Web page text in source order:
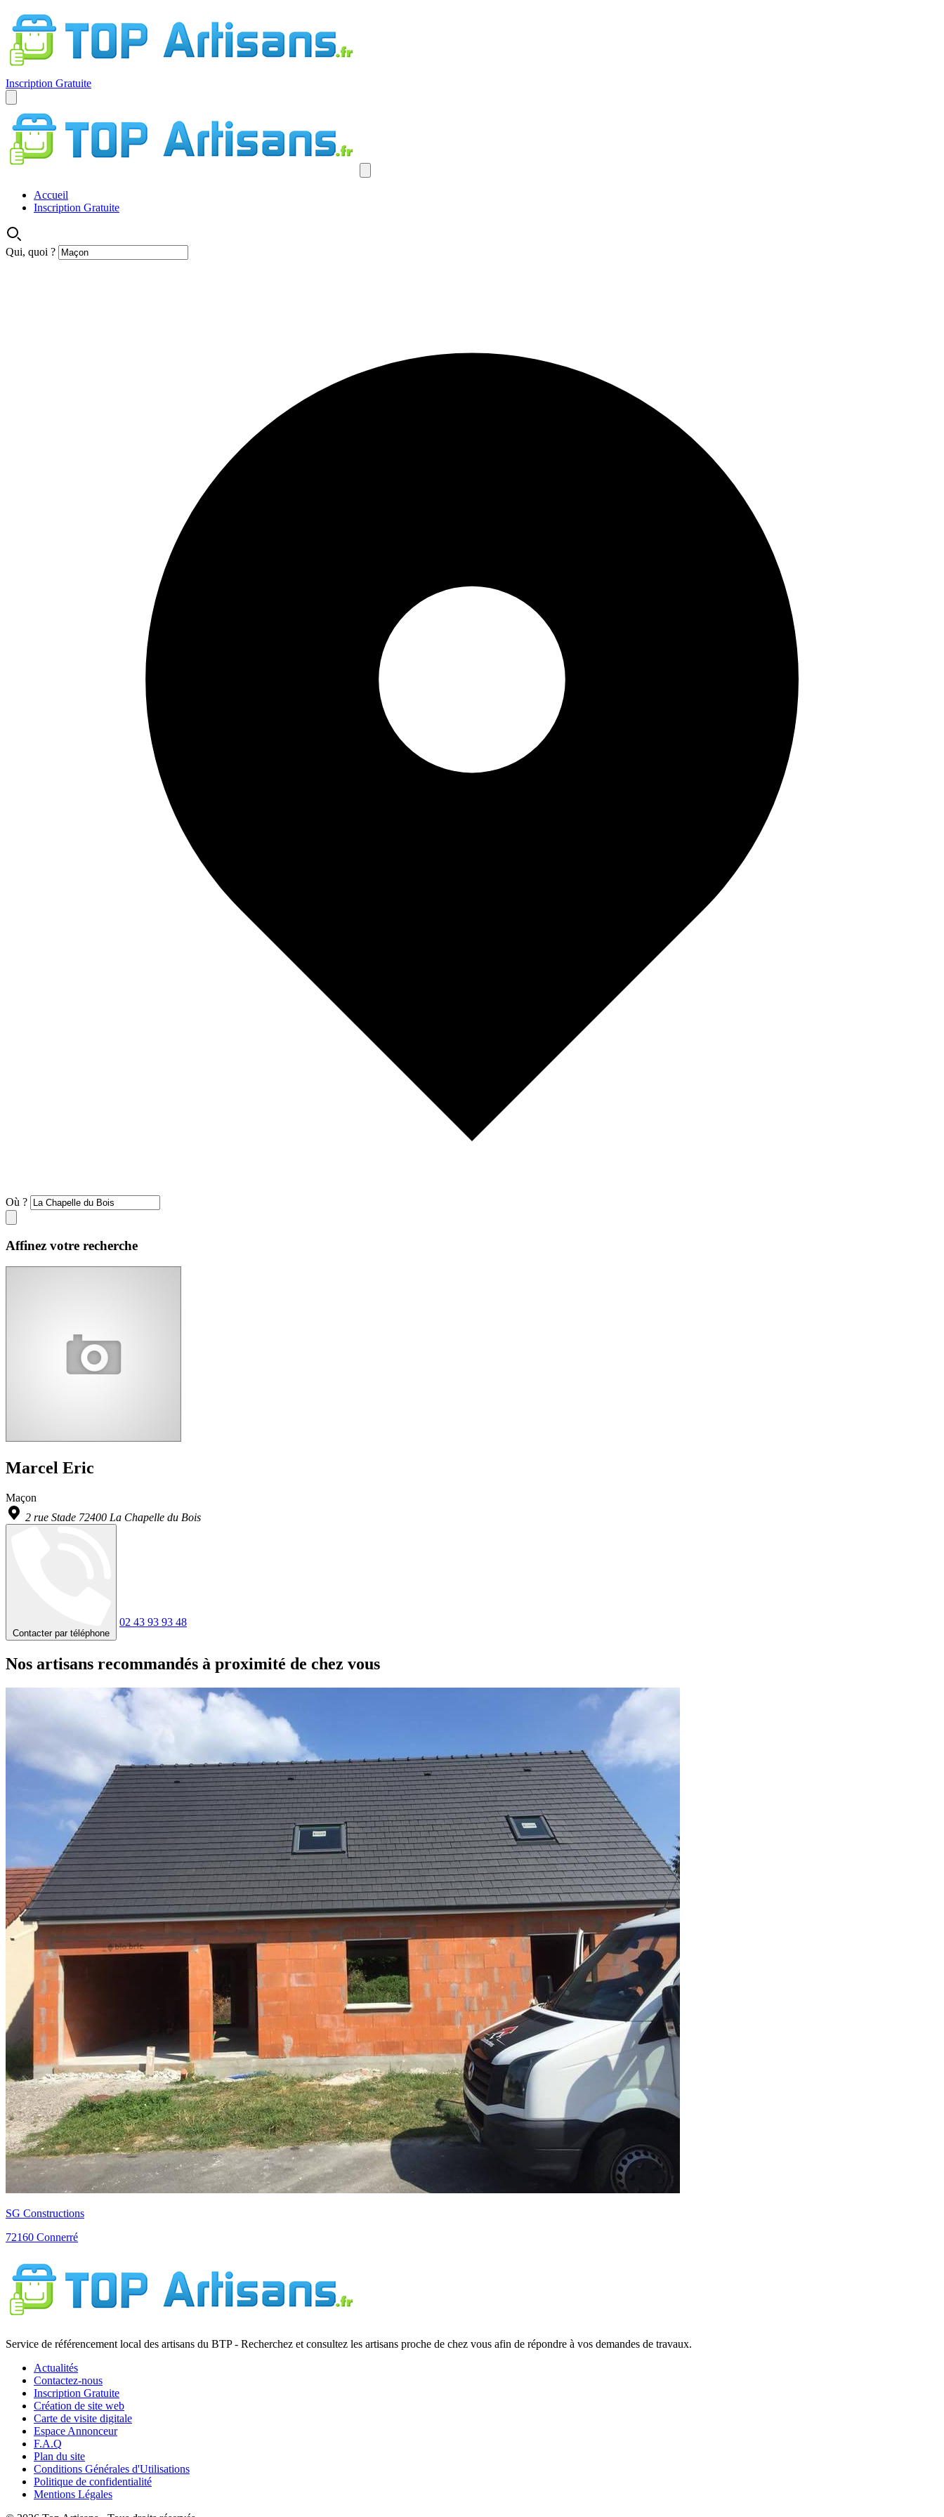
Inscription Gratuite
Accueil
Inscription Gratuite
Qui, quoi ?
Où ?
Affinez votre recherche
Marcel Eric
Maçon
2 rue Stade 72400 La Chapelle du Bois
Contacter par téléphone
02 43 93 93 48
Nos artisans recommandés à proximité de chez vous
SG Constructions
72160 Connerré
Service de référencement local des artisans du BTP - Recherchez et consultez les artisans proche de chez vous afin de répondre à vos demandes de travaux.
Actualités
Contactez-nous
Inscription Gratuite
Création de site web
Carte de visite digitale
Espace Annonceur
F.A.Q
Plan du site
Conditions Générales d'Utilisations
Politique de confidentialité
Mentions Légales